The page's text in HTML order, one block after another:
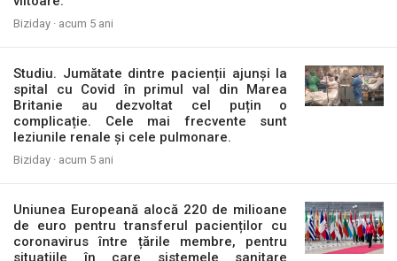
Biziday · acum 5 ani
Studiu. Jumătate dintre pacienții ajunși la
spital cu Covid în primul val din Marea
Britanie au dezvoltat cel puțin o
complicație. Cele mai frecvente sunt
leziunile renale și cele pulmonare.
Biziday · acum 5 ani
Uniunea Europeană alocă 220 de milioane
de euro pentru transferul pacienților cu
coronavirus între țările membre, pentru
situațiile în care sistemele sanitare